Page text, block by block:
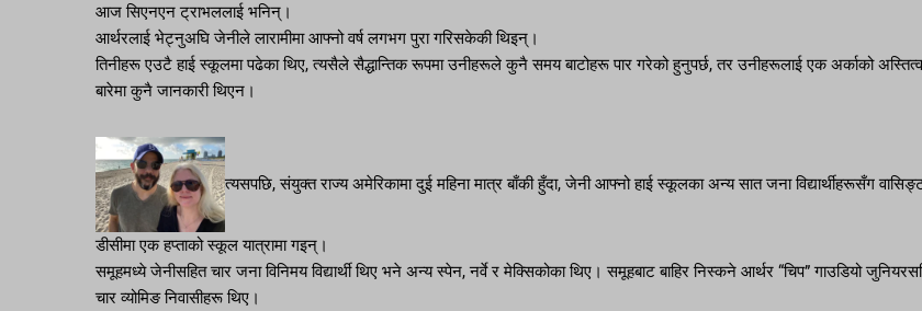
आज सिएनएन ट्राभललाई भनिन्।
आर्थरलाई भेट्नुअघि जेनीले लारामीमा आफ्नो वर्ष लगभग पुरा गरिसकेकी थिइन्।
तिनीहरू एउटै हाई स्कूलमा पढेका थिए, त्यसैले सैद्धान्तिक रूपमा उनीहरूले कुनै समय बाटोहरू पार गरेको हुनुपर्छ, तर उनीहरूलाई एक अर्काको
बारेमा कुनै जानकारी थिएन।
त्यसपछि, संयुक्त राज्य अमेरिकामा दुई महिना मात्र बाँकी हुँदा, जेनी आफ्नो हाई स्कूलका अन्य सात जना विद्यार्थीहरूसँग
डीसीमा एक हप्ताको स्कूल यात्रामा गइन्।
समूहमध्ये जेनीसहित चार जना विनिमय विद्यार्थी थिए भने अन्य स्पेन, नर्वे र मेक्सिकोका थिए। समूहबाट बाहिर निस्कने आर्थर “चिप” गाउडियो
चार व्योमिङ निवासीहरू थिए।